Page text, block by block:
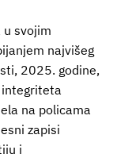
u svojim
najvišeg
2025. godine,
integriteta
na policama
zapisi
i